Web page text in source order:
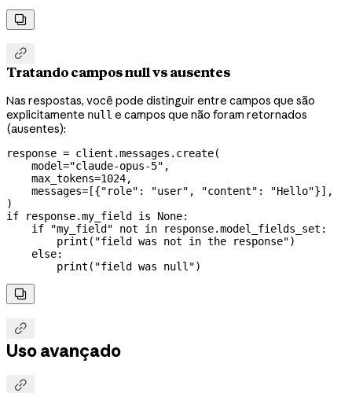


Tratando campos null vs ausentes
Nas respostas, você pode distinguir entre campos que são
explicitamente null e campos que não foram retornados
(ausentes):
response = client.messages.create(
    model
="claude-opus-5" ,
    max_tokens
=1024,
    messages
= [{"role" : "user" , "content" : "Hello"}],
)
if response.my_field is None:
    if
"my_field" not in response.model_fields_set:
        print
( "field was not in the response")
    else
:
        print
( "field was null")


Uso avançado
